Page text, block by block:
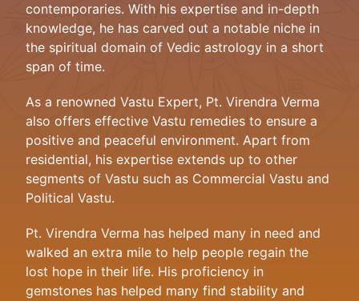
contemporaries. With his expertise and in-depth
knowledge, he has carved out a notable niche in
the spiritual domain of Vedic astrology in a short
span of time.
As a renowned Vastu Expert, Pt. Virendra Verma
also offers effective Vastu remedies to ensure a
positive and peaceful environment. Apart from
residential, his expertise extends up to other
segments of Vastu such as Commercial Vastu and
Political Vastu.
Pt. Virendra Verma has helped many in need and
walked an extra mile to help people regain the
lost hope in their life. His proficiency in
gemstones has helped many find stability and